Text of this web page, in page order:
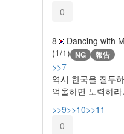
0
8 Dancing with
(1/1) NG 報告
>>7
역시 한국을 질투
억울하면 노력하라.
>>9>>10>>11
0